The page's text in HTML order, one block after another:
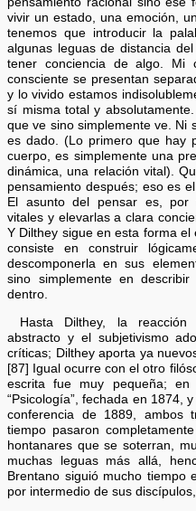
vivir un estado, una emoción,
tenemos que introducir la
algunas leguas de distancia
tener conciencia de algo.
consciente se presentan
y lo vivido estamos
sí misma total y
que ve sino simplemente ve. Ni
es dado. (Lo primero que hay
cuerpo, es simplemente una
dinámica, una relación vital).
pensamiento después; eso es
El asunto del pensar es, por
vitales y elevarlas a clara
Y Dilthey sigue en esta forma el
consiste en construir
descomponerla en sus
sino simplemente en
dentro.
Hasta Dilthey, la reacción
abstracto y el subjetivismo
críticas; Dilthey aporta ya
[87] Igual ocurre con el otro
escrita fue muy pequeña;
“Psicología”, fechada en 1874,
conferencia de 1889, ambos
tiempo pasaron
hontanares que se soterran,
muchas leguas más allá,
Brentano siguió mucho tiempo
por intermedio de sus